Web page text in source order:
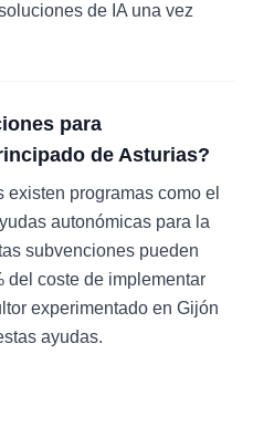
de IA una vez
para
de Asturias?
programas como el
autonómicas para la
subvenciones pueden
del coste de implementar
experimentado en Gijón
ayudas.